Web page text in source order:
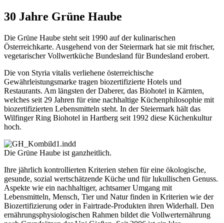
30 Jahre Grüne Haube
Die Grüne Haube steht seit 1990 auf der kulinarischen
Österreichkarte. Ausgehend von der Steiermark hat sie mit frischer,
vegetarischer Vollwertküche Bundesland für Bundesland erobert.
Die von Styria vitalis verliehene österreichische
Gewährleistungsmarke tragen biozertifizierte Hotels und
Restaurants. Am längsten der Daberer, das Biohotel in Kärnten,
welches seit 29 Jahren für eine nachhaltige Küchenphilosophie mit
biozertifizierten Lebensmitteln steht. In der Steiermark hält das
Wilfinger Ring Biohotel in Hartberg seit 1992 diese Küchenkultur
hoch.
Die Grüne Haube ist ganzheitlich.
Ihre jährlich kontrollierten Kriterien stehen für eine ökologische,
gesunde, sozial wertschätzende Küche und für lukullischen Genuss.
Aspekte wie ein nachhaltiger, achtsamer Umgang mit
Lebensmitteln, Mensch, Tier und Natur finden in Kriterien wie der
Biozertifizierung oder in Fairtrade-Produkten ihren Widerhall. Den
ernährungsphysiologischen Rahmen bildet die Vollwerternährung